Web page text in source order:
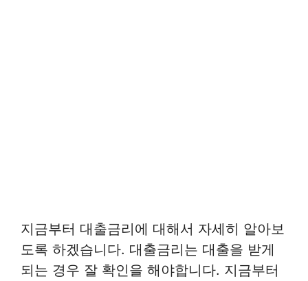
지금부터 대출금리에 대해서 자세히 알아보
도록 하겠습니다. 대출금리는 대출을 받게
되는 경우 잘 확인을 해야합니다. 지금부터